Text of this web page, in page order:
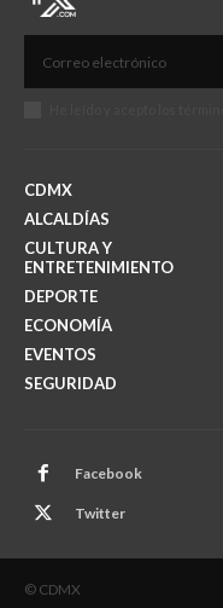
CDMX
ALCALDÍAS
CULTURA Y
ENTRETENIMIENTO
DEPORTE
ECONOMÍA
EVENTOS
SEGURIDAD
Facebook
Twitter
© CDMX